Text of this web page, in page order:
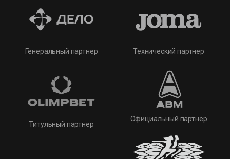
Генеральный партнер
Титульный партнер
Технический партнер
Официальный партнер